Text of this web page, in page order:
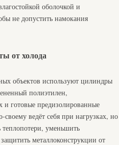
оболочкой и
не допустить намокания
от холода
объектов используют цилиндры
полиэтилен,
и готовые предизолированные
ведёт себя при нагрузках, но
теплопотери, уменьшить
металлоконструкции от